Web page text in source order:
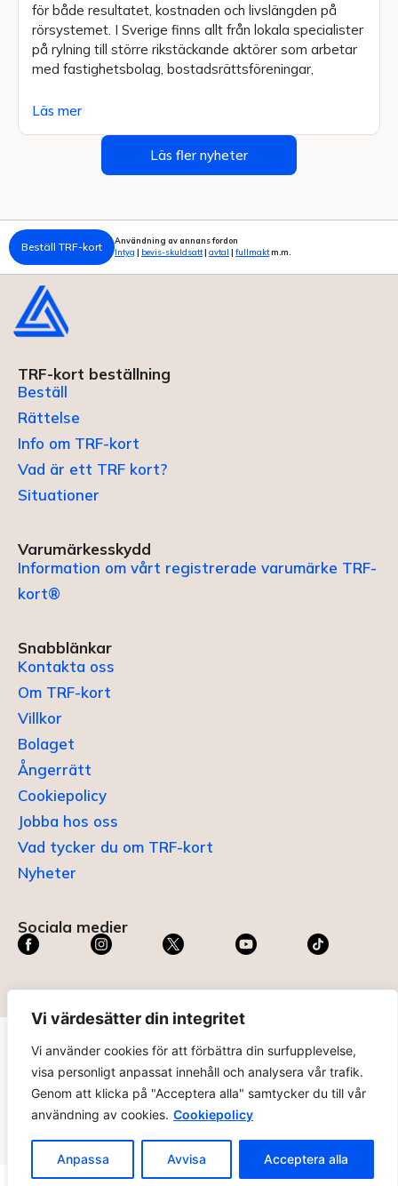
Vi värdesätter din integritet
Vi använder cookies för att förbättra din surfupplevelse,
visa personligt anpassat innehåll och analysera vår trafik.
Genom att klicka på "Acceptera alla" samtycker du till vår
användning av cookies. Cookiepolicy
Anpassa Avvisa Acceptera alla
för både resultatet, kostnaden och livslängden på
rörsystemet. I Sverige finns allt från lokala specialister
på rylning till större rikstäckande aktörer som arbetar
med fastighetsbolag, bostadsrättsföreningar,
Läs mer
Läs fler nyheter
Beställ TRF-kort
Användning av annans fordon
Intyg
bevis-skuldsatt avtal fullmaktm.m.
TRF-kort beställning
Beställ
Rättelse
Info om TRF-kort
Vad är ett TRF kort?
Situationer
Varumärkesskydd
Information om vårt registrerade varumärke TRF-
kort®
Snabblänkar
Kontakta oss
Om TRF-kort
Villkor
Bolaget
Ångerrätt
Cookiepolicy
Jobba hos oss
Vad tycker du om TRF-kort
Nyheter
Sociala medier
TRF KORT®är ett registrerat varumärke som innehas av
ABC Digital AB (nr 636465) hosPatent- och
registreringsverket
.
tillåtelse. Alla priser anges ink. moms. 14 dagars ångerrätt.
Ändra Cookie-inställningar >